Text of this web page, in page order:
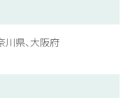
川県、大阪府